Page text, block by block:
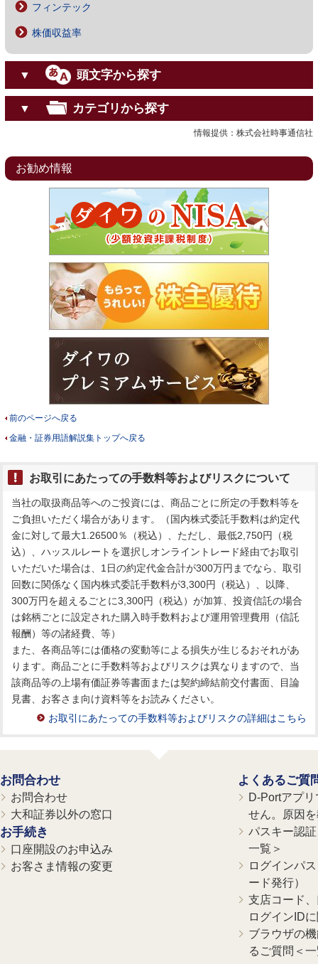
フィンテック
株価収益率
▼ 頭文字から探す
▼ カテゴリから探す
情報提供：株式会社時事通信社
お勧め情報
前のページへ戻る
金融・証券用語解説集トップへ戻る
お取引にあたっての手数料等およびリスクについて
当社の取扱商品等へのご投資には、商品ごとに所定の手数料等を
ご負担いただく場合があります。（国内株式委託手数料は約定代
金に対して最大1.26500％（税込）、ただし、最低2,750円（税
込）、ハッスルレートを選択しオンライントレード経由でお取引
いただいた場合は、1日の約定代金合計が300万円までなら、取引
回数に関係なく国内株式委託手数料が3,300円（税込）、以降、
300万円を超えるごとに3,300円（税込）が加算、投資信託の場合
は銘柄ごとに設定された購入時手数料および運用管理費用（信託
報酬）等の諸経費、等）
また、各商品等には価格の変動等による損失が生じるおそれがあ
ります。商品ごとに手数料等およびリスクは異なりますので、当
該商品等の上場有価証券等書面または契約締結前交付書面、目論
見書、お客さま向け資料等をお読みください。
お取引にあたっての手数料等およびリスクの詳細はこちら
お問合わせ
お問合わせ
大和証券以外の窓口
お手続き
口座開設のお申込み
お客さま情報の変更
よくあるご質
D-Portアプ
せん。原因
パスキー認
一覧＞
ログインパ
ード発行）
支店コード
ログインID
ブラウザの
るご質問＜